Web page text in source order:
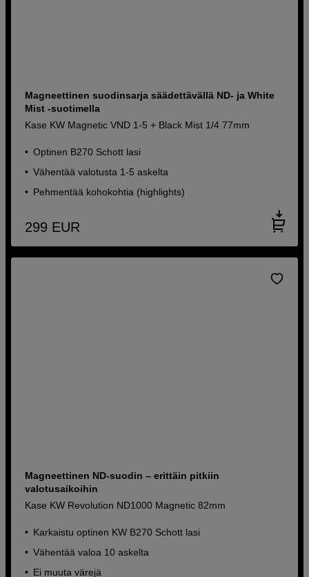
Magneettinen suodinsarja säädettävällä ND- ja White
Mist -suotimella
Kase KW Magnetic VND 1-5 + Black Mist 1/4 77mm
Optinen B270 Schott lasi
Vähentää valotusta 1-5 askelta
Pehmentää kohokohtia (highlights)
299 EUR
Magneettinen ND-suodin – erittäin pitkiin
valotusaikoihin
Kase KW Revolution ND1000 Magnetic 82mm
Karkaistu optinen KW B270 Schott lasi
Vähentää valoa 10 askelta
Ei muuta värejä